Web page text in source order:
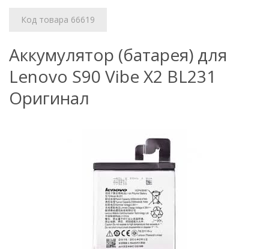
Код товара 66619
Аккумулятор (батарея) для
Lenovo S90 Vibe X2 BL231
Оригинал